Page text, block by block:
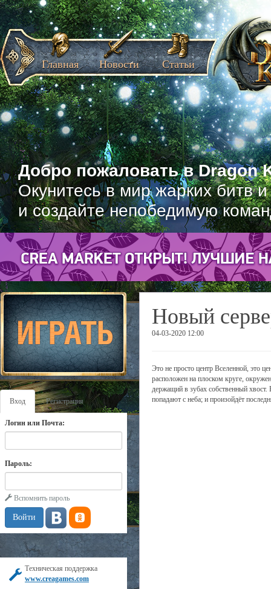
Добро пожаловать в Dragon
Окунитесь в мир жарких битв
и создайте непобедимую
Главная Новости Статьи
Вход Регистрация
Логин или Почта:
Пароль:
Вспомнить пароль
Техническая поддержка
www.creagames.com
Новый
04-03-2020 12:00
Это не просто центр Вселенной, это
расположен на плоском круге,
держащий в зубах собственный хвост.
попадают с неба; и произойдёт